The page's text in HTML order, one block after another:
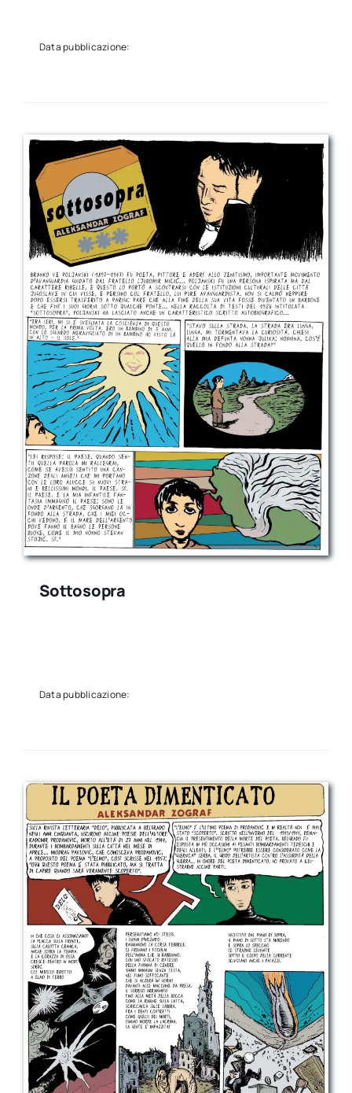
Data pubblicazione:
Sottosopra
Data pubblicazione: